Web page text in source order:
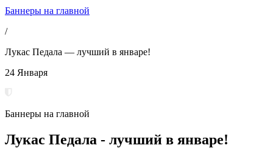
Баннеры на главной
/
Лукас Педала — лучший в январе!
24 Января
Баннеры на главной
Лукас Педала - лучший в январе!